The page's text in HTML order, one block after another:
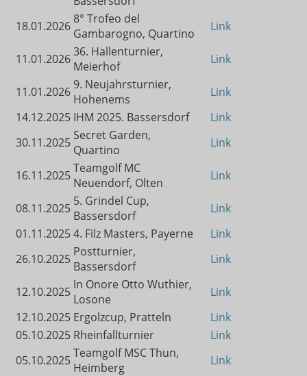
18.01.2026 8° Trofeo del
Gambarogno, Quartino
Link
11.01.202636. Hallenturnier,
Meierhof
Link
11.01.2026 9. Neujahrsturnier,
Hohenems
Link
14.12.2025 IHM 2025. Bassersdorf
Link
30.11.2025 Secret Garden,
Quartino
Link
16.11.2025Teamgolf MC
Neuendorf, Olten
Link
08.11.2025 5. Grindel Cup,
Bassersdorf
Link
01.11.20254. Filz Masters, Payerne
Link
26.10.2025 Postturnier,
Bassersdorf
Link
12.10.2025 In Onore Otto Wuthier,
Losone
Link
12.10.2025 Ergolzcup, Pratteln
Link
05.10.2025 Rheinfallturnier
Link
05.10.2025Teamgolf MSC Thun,
Heimberg
Link